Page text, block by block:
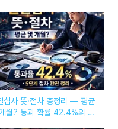
심사 뜻·절차 총정리 — 평균
월? 통과 확률 42.4%의 진